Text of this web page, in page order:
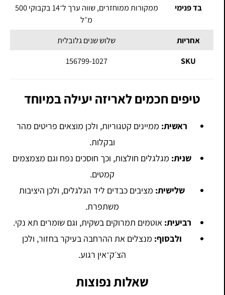
בד פנימי
ממקורות ממוחזרים, שווה ערך ל־14 בקבוקי 500
מ״ל
אחריות
שלוש שנים גלובלית
SKU
156799-1027
טיפים חכמים לאריזה יעילה במיוחד
ראשית:ממיינים קטגוריות, ולכן מוצאים פריטים מהר
ובקלות.
שנית:מגלגלים חולצות, וכך חוסכים נפח וגם מצמצמים
קמטים.
שלישית:מציבים כבדים ליד הגלגלים, ולכן היציבות
משתפרת.
רביעית:אוטמים תמרוקים בשקית, וגם שומרים תא נקי.
ולבסוף:מנצלים את ההרחבה בעיקר בחזור, ולכן
הצ׳ק־אין רגוע.
שאלות נפוצות